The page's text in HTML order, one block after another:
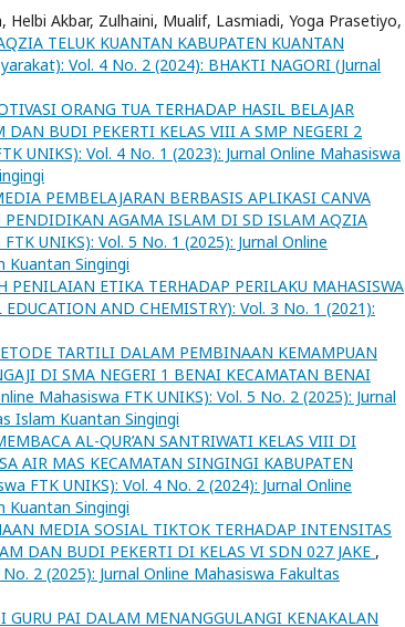
Akbar, Zulhaini, Mualif, Lasmiadi, Yoga Prasetiyo,
TELUK KUANTAN KABUPATEN KUANTAN
Vol. 4 No. 2 (2024): BHAKTI NAGORI (Jurnal
ORANG TUA TERHADAP HASIL BELAJAR
BUDI PEKERTI KELAS VIII A SMP NEGERI 2
UNIKS): Vol. 4 No. 1 (2023): Jurnal Online Mahasiswa
PEMBELAJARAN BERBASIS APLIKASI CANVA
PENDIDIKAN AGAMA ISLAM DI SD ISLAM AQZIA
UNIKS): Vol. 5 No. 1 (2025): Jurnal Online
Kuantan Singingi
PENILAIAN ETIKA TERHADAP PERILAKU MAHASISWA
EDUCATION AND CHEMISTRY): Vol. 3 No. 1 (2021):
TARTILI DALAM PEMBINAAN KEMAMPUAN
DI SMA NEGERI 1 BENAI KECAMATAN BENAI
Mahasiswa FTK UNIKS): Vol. 5 No. 2 (2025): Jurnal
Islam Kuantan Singingi
AL-QUR’AN SANTRIWATI KELAS VIII DI
AIR MAS KECAMATAN SINGINGI KABUPATEN
FTK UNIKS): Vol. 4 No. 2 (2024): Jurnal Online
Kuantan Singingi
MEDIA SOSIAL TIKTOK TERHADAP INTENSITAS
DAN BUDI PEKERTI DI KELAS VI SDN 027 JAKE ,
2 (2025): Jurnal Online Mahasiswa Fakultas
GURU PAI DALAM MENANGGULANGI KENAKALAN